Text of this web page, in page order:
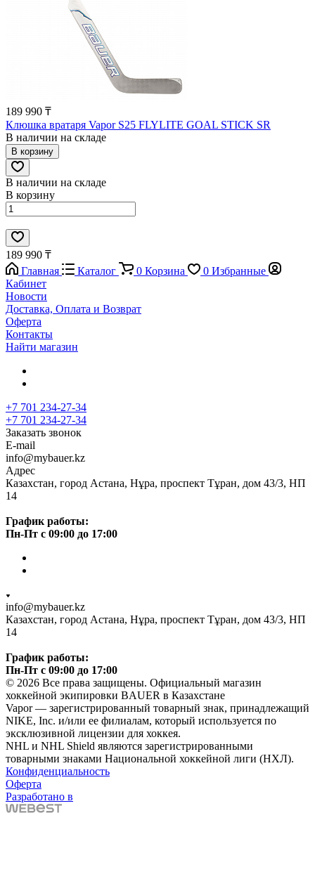
189 990 ₸
Клюшка вратаря Vapor S25 FLYLITE GOAL STICK SR
В наличии на складе
В корзину
В наличии на складе
В корзину
189 990 ₸
Главная
Каталог 0 Корзина 0 Избранные
Кабинет
Новости
Доставка, Оплата и Возврат
Оферта
Контакты
Найти магазин
+7 701 234-27-34
+7 701 234-27-34
Заказать звонок
E-mail
info@mybauer.kz
Адрес
Казахстан, город Астана, Нұра, проспект Тұран, дом 43/3, НП
14
График работы:
Пн-Пт с 09:00 до 17:00
info@mybauer.kz
Казахстан, город Астана, Нұра, проспект Тұран, дом 43/3, НП
14
График работы:
Пн-Пт с 09:00 до 17:00
© 2026 Все права защищены. Официальный магазин
хоккейной экипировки BAUER в Казахстане
Vapor — зарегистрированный товарный знак, принадлежащий
NIKE, Inc. и/или ее филиалам, который используется по
эксклюзивной лицензии для хоккея.
NHL и NHL Shield являются зарегистрированными
товарными знаками Национальной хоккейной лиги (НХЛ).
Конфиденциальность
Оферта
Разработано в